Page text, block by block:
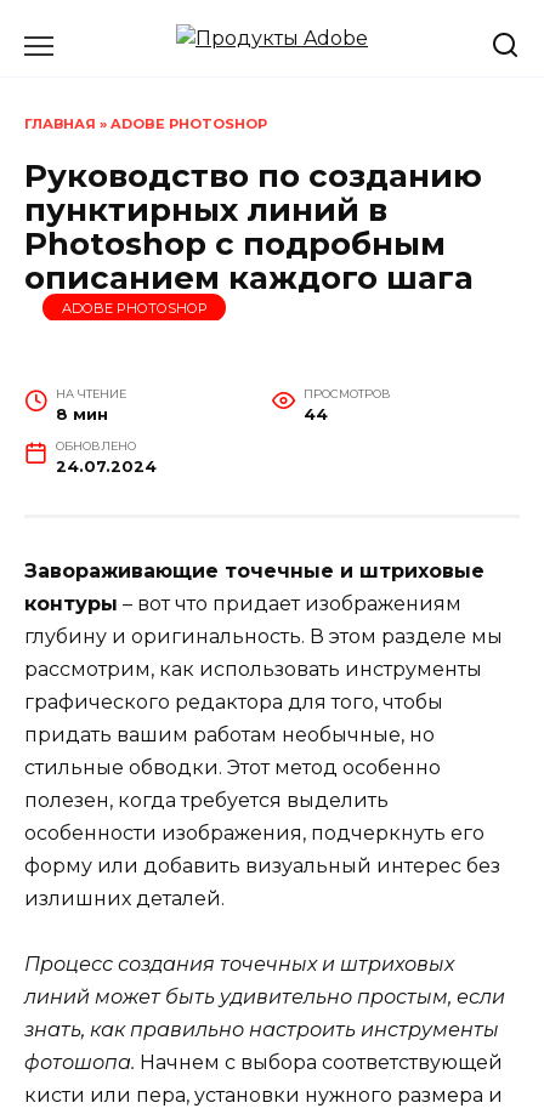
ГЛАВНАЯ » ADOBE PHOTOSHOP
Руководство по созданию
пунктирных линий в
Photoshop с подробным
описанием каждого шага
ADOBE PHOTOSHOP
НА ЧТЕНИЕ
8 мин
ПРОСМОТРОВ
44
ОБНОВЛЕНО
24.07.2024
Завораживающие точечные и штриховые
контуры – вот что придает изображениям
глубину и оригинальность. В этом разделе мы
рассмотрим, как использовать инструменты
графического редактора для того, чтобы
придать вашим работам необычные, но
стильные обводки. Этот метод особенно
полезен, когда требуется выделить
особенности изображения, подчеркнуть его
форму или добавить визуальный интерес без
излишних деталей.
Процесс создания точечных и штриховых
линий может быть удивительно простым, если
знать, как правильно настроить инструменты
фотошопа. Начнем с выбора соответствующей
кисти или пера, установки нужного размера и